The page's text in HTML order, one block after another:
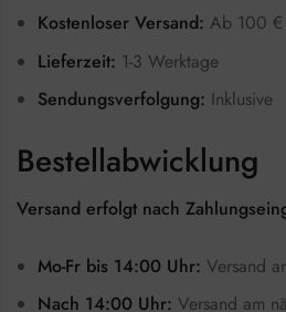
Kostenloser Versand: Ab 100 €
Lieferzeit: 1-3 Werktage
Sendungsverfolgung: Inklusive
Bestellabwicklung
Versand erfolgt nach
Mo-Fr bis 14:00 Uhr: Versand
Nach 14:00 Uhr: Versand am